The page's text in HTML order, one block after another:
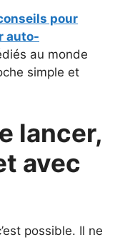
pour
auto-
au monde
simple et
lancer,
avec
possible. Il ne